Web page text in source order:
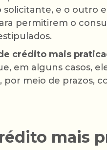
e o outro
permitirem o
crédito mais
em alguns casos,
meio de prazos,
mais